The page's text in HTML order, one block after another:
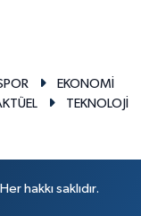
EKONOMİ
TEKNOLOJİ
hakkı saklıdır.